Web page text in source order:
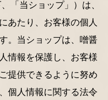
「当ショップ」）は、
あたり、お客様の個人
。当ショップは、噌醤
情報を保護し、お客様
提供できるように努め
個人情報に関する法令